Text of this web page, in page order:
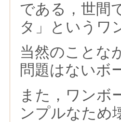
である，世間
タ」というワ
当然のことな
問題はないボ
また，ワンボ
ンプルなため